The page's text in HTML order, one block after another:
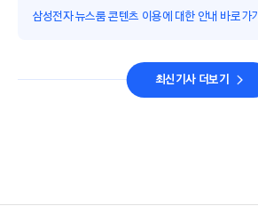
삼성전자 뉴스룸 콘텐츠 이용에 대한 안내 바로가기
최신기사 더보기